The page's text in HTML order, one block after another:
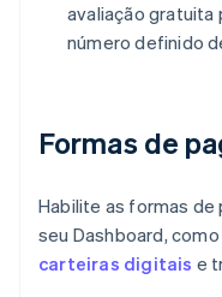
avaliação gratuita
número definido
Formas de
Habilite as formas
seu Dashboard,
carteiras digitais e